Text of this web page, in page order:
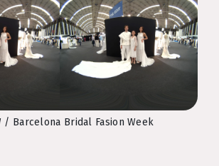
/ Barcelona Bridal Fasion Week